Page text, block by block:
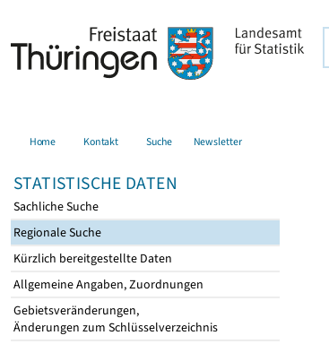
Home Kontakt Suche Newsletter
STATISTISCHE DATEN
Sachliche Suche
Regionale Suche
Kürzlich bereitgestellte Daten
Allgemeine Angaben, Zuordnungen
Gebietsveränderungen,
Änderungen zum Schlüsselverzeichnis